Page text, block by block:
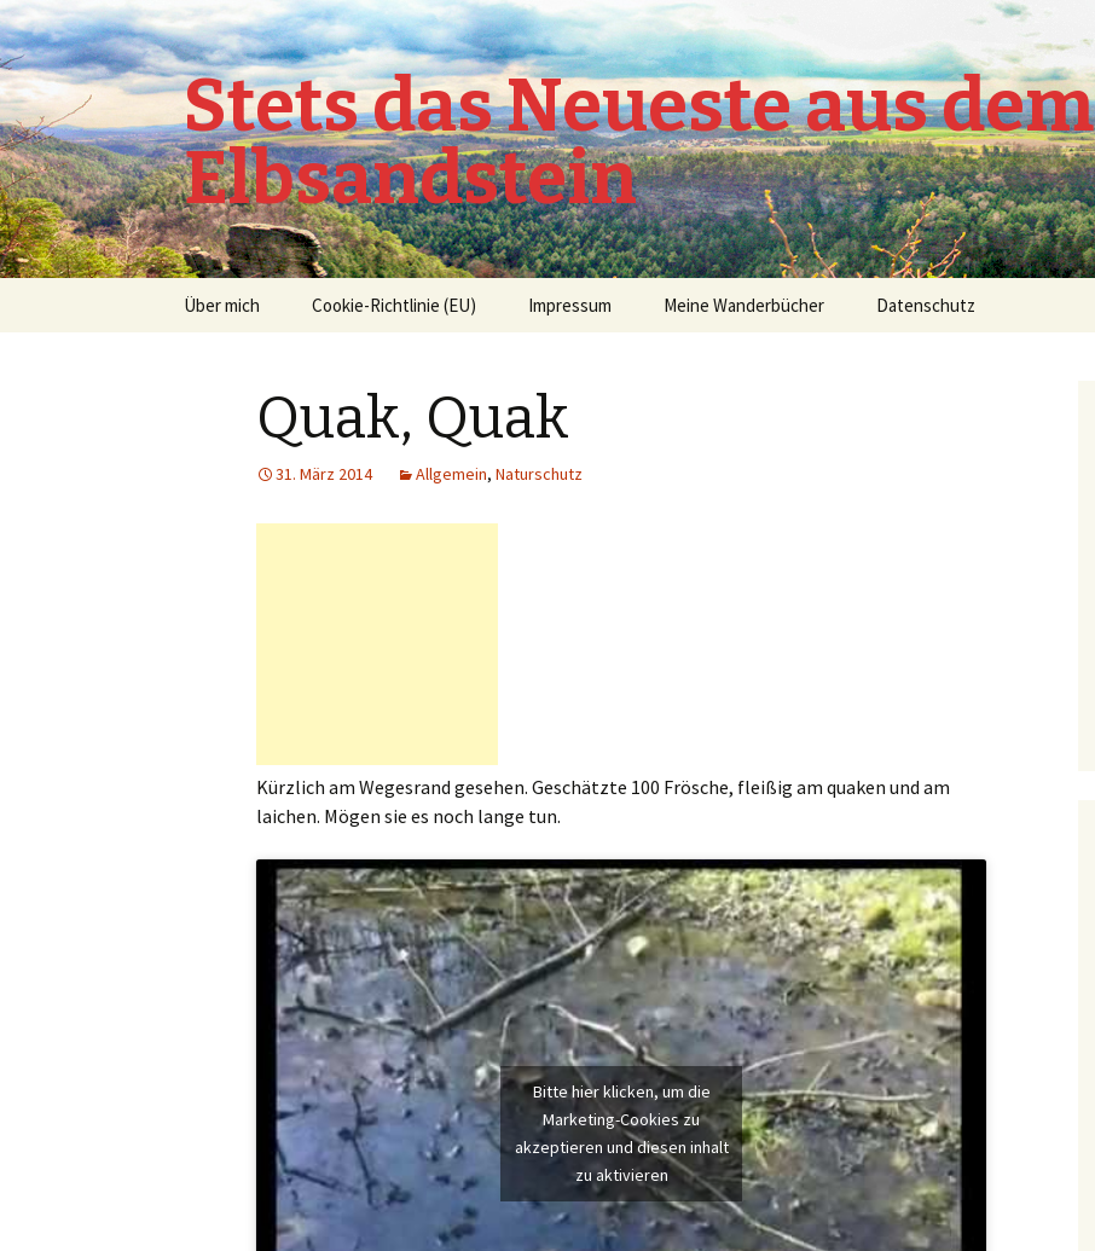
Stets das Neueste aus dem
Elbsandstein
Springe
Über mich Cookie-Richtlinie (EU) Impressum Meine Wanderbücher Datenschutz
Quak, Quak
31. März 2014 Allgemein, Naturschutz
Kürzlich am Wegesrand gesehen. Geschätzte 100 Frösche, fleißig am quaken und am
laichen. Mögen sie es noch lange tun.
Bitte hier klicken, um die
Marketing-Cookies zu
akzeptieren und diesen inhalt
zu aktivieren